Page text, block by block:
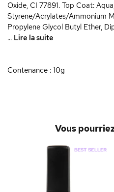
Oxide, CI 77891. Top Coat:
Styrene/Acrylates/Ammonium
Propylene Glycol Butyl Ether,
... Lire la suite
Contenance : 10g
Vous